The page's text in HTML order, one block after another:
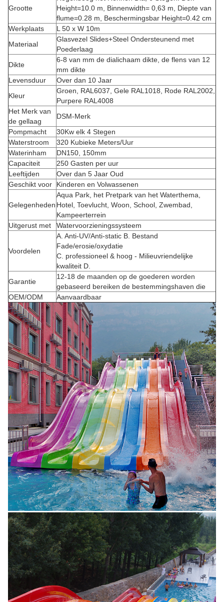
Grootte
Height=10.0 m, Binnenwidth= 0,63 m, Diepte van
flume=0.28 m, Beschermingsbar Height=0.42 cm
Werkplaats
L 50 x W 10m
Materiaal
Glasvezel Slides+Steel Ondersteunend met
Poederlaag
Dikte
6-8 van mm de dialichaam dikte, de flens van 12
mm dikte
Levensduur
Over dan 10 Jaar
Kleur
Groen, RAL6037, Gele RAL1018, Rode RAL2002,
Purpere RAL4008
Het Merk van
de gellaag
DSM-Merk
Pompmacht
30Kw elk 4 Stegen
Waterstroom
320 Kubieke Meters/Uur
Waterinham
DN150, 150mm
Capaciteit
250 Gasten per uur
Leeftijden
Over dan 5 Jaar Oud
Geschikt voor
Kinderen en Volwassenen
Gelegenheden
Aqua Park, het Pretpark van het Waterthema,
Hotel, Toevlucht, Woon, School, Zwembad,
Kampeerterrein
Uitgerust met
Watervoorzieningssysteem
Voordelen
A. Anti-UV/Anti-static B. Bestand
Fade/erosie/oxydatie
C. professioneel & hoog - Milieuvriendelijke
kwaliteit D.
Garantie
12-18 de maanden op de goederen worden
gebaseerd bereiken de bestemmingshaven die
OEM/ODM
Aanvaardbaar